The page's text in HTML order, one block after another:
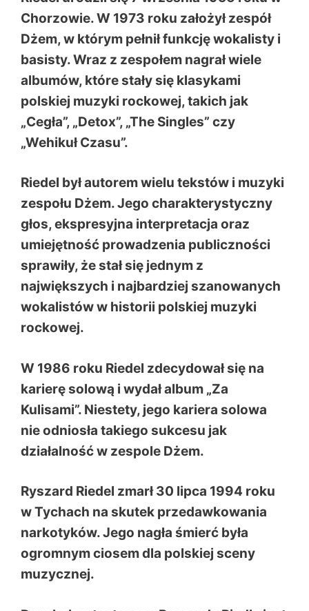
Chorzowie. W 1973 roku założył zespół
Dżem, w którym pełnił funkcję wokalisty i
basisty. Wraz z zespołem nagrał wiele
albumów, które stały się klasykami
polskiej muzyki rockowej, takich jak
„Cegła”, „Detox”, „The Singles” czy
„Wehikuł Czasu”.
Riedel był autorem wielu tekstów i muzyki
zespołu Dżem. Jego charakterystyczny
głos, ekspresyjna interpretacja oraz
umiejętność prowadzenia publiczności
sprawiły, że stał się jednym z
największych i najbardziej szanowanych
wokalistów w historii polskiej muzyki
rockowej.
W 1986 roku Riedel zdecydował się na
karierę solową i wydał album „Za
Kulisami”. Niestety, jego kariera solowa
nie odniosła takiego sukcesu jak
działalność w zespole Dżem.
Ryszard Riedel zmarł 30 lipca 1994 roku
w Tychach na skutek przedawkowania
narkotyków. Jego nagła śmierć była
ogromnym ciosem dla polskiej sceny
muzycznej.